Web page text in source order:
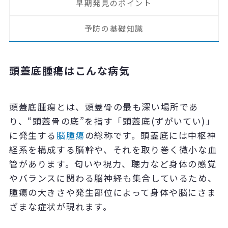
早期発見のポイント
予防の基礎知識
頭蓋底腫瘍はこんな病気
頭蓋底腫瘍とは、頭蓋骨の最も深い場所であ
り、“頭蓋骨の底”を指す「頭蓋底(ずがいてい)」
に発生する脳腫瘍の総称です。頭蓋底には中枢神
経系を構成する脳幹や、それを取り巻く微小な血
管があります。匂いや視力、聴力など身体の感覚
やバランスに関わる脳神経も集合しているため、
腫瘍の大きさや発生部位によって身体や脳にさま
ざまな症状が現れます。